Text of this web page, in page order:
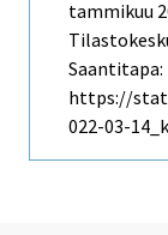
tammikuu
Saantitapa:
https://
022-03-